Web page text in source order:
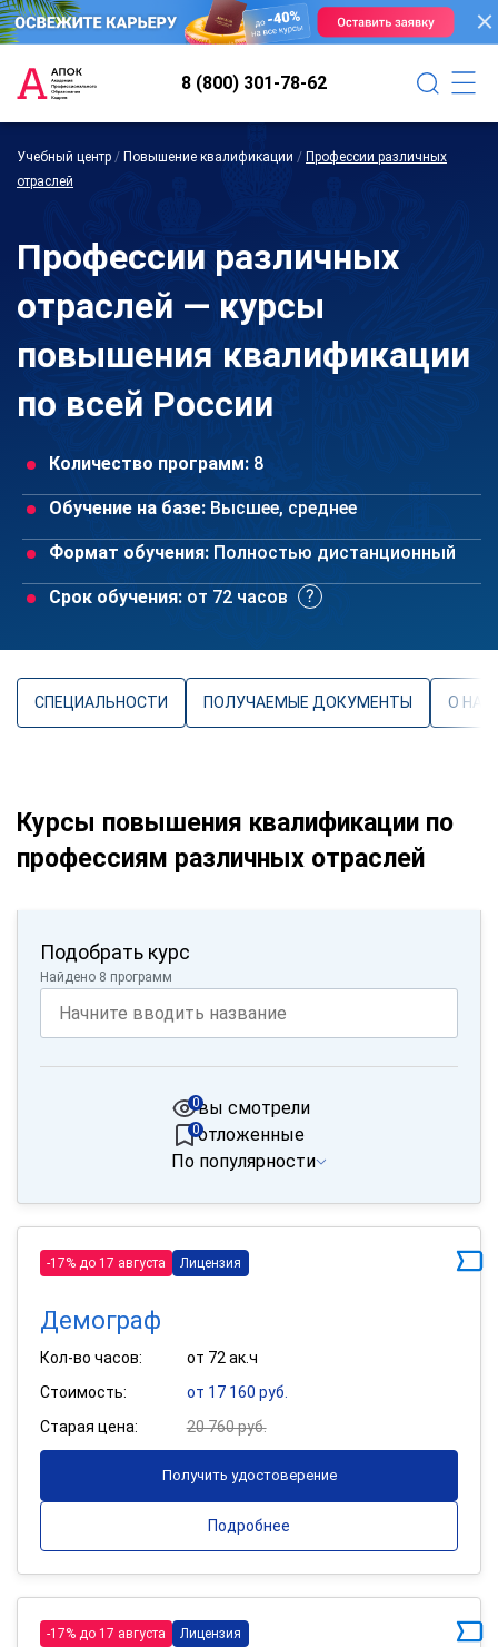
8 (800) 301-78-62
Учебный центр / Повышение квалификации / Профессии различных
отраслей
Профессии различных
отраслей — курсы
повышения квалификации
по всей России
Количество программ: 8
Обучение на базе: Высшее, среднее
Формат обучения: Полностью дистанционный
Срок обучения: от 72 часов
СПЕЦИАЛЬНОСТИ ПОЛУЧАЕМЫЕ ДОКУМЕНТЫ О
Курсы повышения квалификации по
профессиям различных отраслей
Подобрать курс
Найдено 8 программ
вы смотрели
0
отложенные
0
По популярности
-17% до 17 августа Лицензия
Демограф
Кол-во часов:
от 72 ак.ч
Стоимость:
от 17 160 руб.
Старая цена:
20 760 руб.
Получить удостоверение
Подробнее
-17% до 17 августа Лицензия